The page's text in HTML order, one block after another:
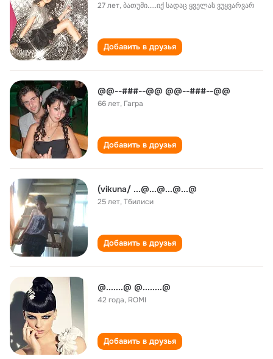
27 лет,ბათუმი.....იქ სადაც ყველას ვუყვარვარ
Добавить в друзья
@@--###--@@ @@--###--@@
66 лет, Гагра
Добавить в друзья
(vikuna/ ...@...@...@...@
25 лет,Тбилиси
Добавить в друзья
@.......@ @........@
42 года, ROMI
Добавить в друзья